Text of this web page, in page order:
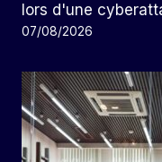
lors d'une
07/08/2026